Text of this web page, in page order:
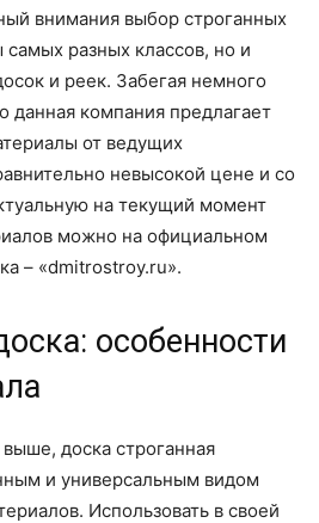
внимания выбор строганных
разных классов, но и
и реек. Забегая немного
данная компания предлагает
от ведущих
невысокой цене и со
на текущий момент
можно на официальном
– «dmitrostroy.ru».
особенности
доска строганная
и универсальным видом
Использовать в своей